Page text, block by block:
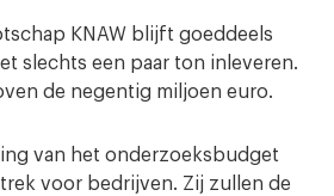
KNAW blijft goeddeels
slechts een paar ton inleveren.
de negentig miljoen euro.
van het onderzoeksbudget
voor bedrijven. Zij zullen de